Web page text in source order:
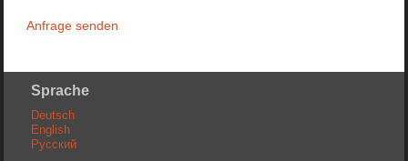
Anfrage senden
Sprache
Deutsch
English
Русский